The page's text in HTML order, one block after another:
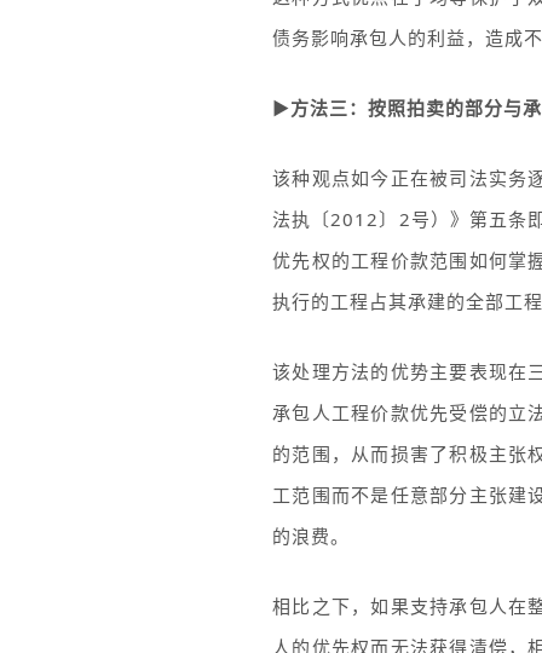
债务影响承包人的利益，造成
▶方法三：按照拍卖的部分与
该种观点如今正在被司法实务
法执〔2012〕2号）》第五条
优先权的工程价款范围如何掌
执行的工程占其承建的全部工
该处理方法的优势主要表现在
承包人工程价款优先受偿的立
的范围，从而损害了积极主张
工范围而不是任意部分主张建
的浪费。
相比之下，如果支持承包人在
人的优先权而无法获得清偿，